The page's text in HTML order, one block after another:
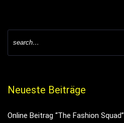
Neueste Beiträge
Online Beitrag “The Fashion Squad”